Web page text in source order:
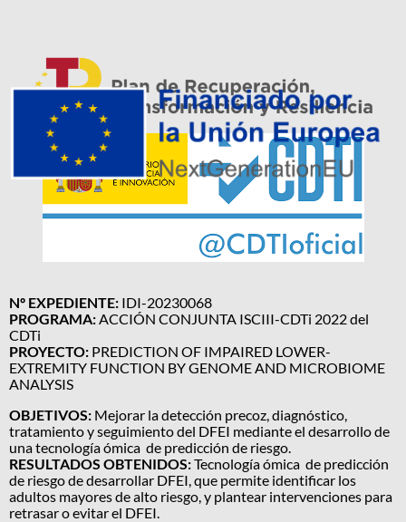
Nº EXPEDIENTE: IDI-20230068
PROGRAMA:ACCIÓN CONJUNTA ISCIII-CDTi 2022 del
CDTi
PROYECTO: PREDICTION OF IMPAIRED LOWER-
EXTREMITY FUNCTION BY GENOME AND MICROBIOME
ANALYSIS
OBJETIVOS: Mejorar la detección precoz, diagnóstico,
tratamiento y seguimiento del DFEI mediante el desarrollo de
una tecnología ómica de predicción de riesgo.
RESULTADOS OBTENIDOS:Tecnología ómica de predicción
de riesgo de desarrollar DFEI, que permite identificar los
adultos mayores de alto riesgo, y plantear intervenciones para
retrasar o evitar el DFEI.